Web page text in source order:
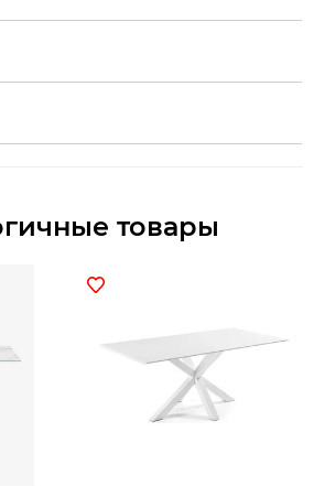
товары